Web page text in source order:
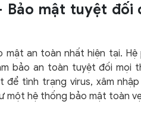
Bảo mật tuyệt đối
an toàn nhất hiện tại. Hệ
bảo an toàn tuyệt đối mọi
tình trạng virus, xâm
hệ thống bảo mật toàn